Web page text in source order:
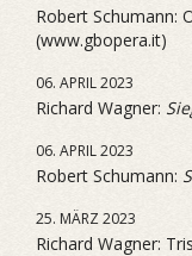
Robert Schumann:
(www.gbopera.it)
06. APRIL 2023
Richard Wagner:
06. APRIL 2023
Robert Schumann:
25. MÄRZ 2023
Richard Wagner: